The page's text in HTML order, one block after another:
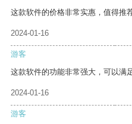
这款软件的价格非常实惠，值得推荐
2024-01-16
游客
这款软件的功能非常强大，可以满
2024-01-16
游客